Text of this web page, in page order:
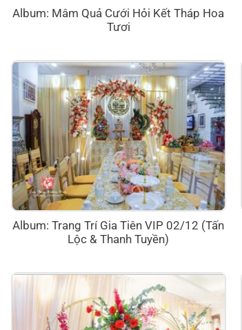
Album: Mâm Quả Cưới Hỏi Kết Tháp Hoa
Tươi
Album: Trang Trí Gia Tiên VIP 02/12 (Tấn
Lộc & Thanh Tuyền)